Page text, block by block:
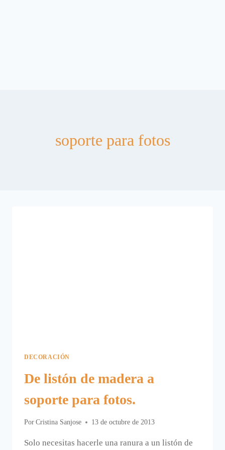
soporte para fotos
DECORACIÓN
De listón de madera a
soporte para fotos.
Por Cristina Sanjose 13 de octubre de 2013
Solo necesitas hacerle una ranura a un listón de